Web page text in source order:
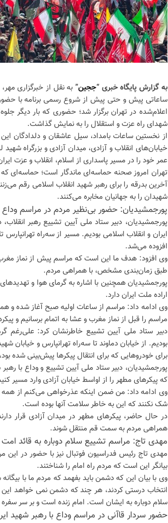
به گزارش پایگاه خبری “ججین” به نقل از خبرگزاری
ساعاتی پیش و حتی پیش از شروع رسمی برنامه با
اعلام‌شده در تهران برگزار شد؛ حضوری که بار دیگر
شهدای راه عزت و استقلال را به نمایش گذاشت.
از نخستین ساعات بامداد، سیل عاشقان و دلدادگان
خیابان‌های انقلاب و آزادی، میدان آزادی و بزرگراه
عمر خود را در مسیر پاسداری از اسلام، انقلاب و عزت
تهران امروز صحنه حماسه‌ای ماندگار است؛ حماسه‌ای
آخرین بدرقه را برای رهبر شهید انقلاب اسلامی رقم
شهیدان را به جهانیان مخابره می‌کنند.
پورجمشیدیان: حضور بی‌نظیر مردم در مراسم وداع
پورجمشیدیان، دبیر ستاد ملی آیین تشییع رهبر
ایران و انقلاب اسلامی بودیم. مسیر از سه‌راه
افزوده می‌شد.
وی افزود: هدف ما این است که مراسم پیش از نماز
طبق زمان‌بندی مشخص، با همراهی مردم.
پورجمشیدیان همچنین با اشاره به گرمای هوا و
اراده ملت ایران دارد.
وی ادامه داد: مراسم از ساعات اولیه صبح آغاز شده و
مراسم را قبل از نماز مغرب و عشا به اتمام برسانیم و
دبیر ستاد ملی آیین تشییع خاطرنشان کرد: علی‌رغم
بودیم. از خیابان دماوند تا سه‌راه تهرانپارس و
برای خودروهایی که برای انتقال پیکرها پیش‌بینی شده
پورجمشیدیان، دبیر ستاد ملی آیین تشییع و وداع با
که پیکرهای مطهر را از اواسط خیابان آزادی وارد مسیر
وی ادامه داد: من ضمن اینکه عذرخواهی می‌کنم از همه
شک نکنند که این به خاطر سلامت آنها بوده است.
در حال حاضر، پیکرهای مطهر در میدان آزادی قرار
همراهی مردم به سمت قم منتقل شوند.
مهدی تاج: مراسم تشییع سلام دوباره به قائد
مهدی تاج رئیس فدراسیون فوتبال نیز با حضور در
بیانگر این است که مردم راه امام را شناختند.
وی با بیان این که دشمن باید بفهمد که مردم ما با
انتخاب درستی کردند، هر چند که دشمن نمی خواهد
سلام دوباره به ایشان است. امام زنده است و بر سر
حضور سردار قاآنی در مراسم وداع با رهبر شهید